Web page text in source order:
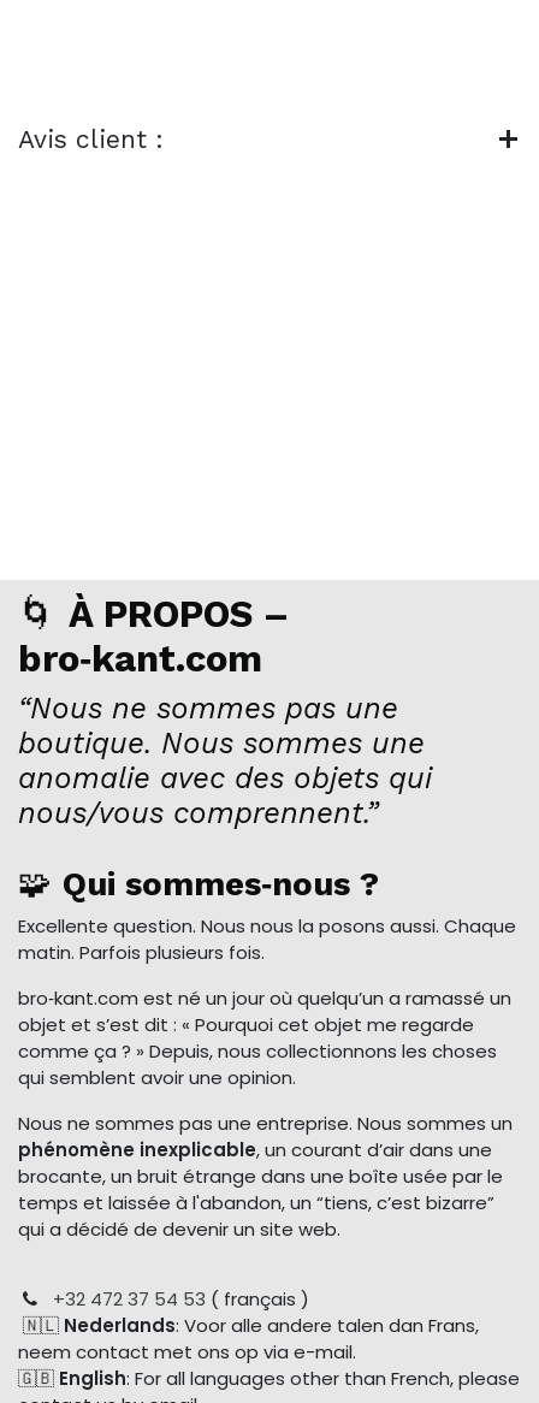
Avis client :
🌀 À PROPOS –
bro‑kant.com
“Nous ne sommes pas une
boutique. Nous sommes une
anomalie avec des objets qui
nous/vous comprennent.”
🧩 Qui sommes‑nous ?
Excellente question. Nous nous la posons aussi. Chaque
matin. Parfois plusieurs fois.
bro‑kant.com est né un jour où quelqu’un a ramassé un
objet et s’est dit : « Pourquoi cet objet me regarde
comme ça ? » Depuis, nous collectionnons les choses
qui semblent avoir une opinion.
Nous ne sommes pas une entreprise. Nous sommes un
phénomène inexplicable, un courant d’air dans une
brocante, un bruit étrange dans une boîte usée par le
temps et laissée à l'abandon, un “tiens, c’est bizarre”
qui a décidé de devenir un site web.
+32 472 37 54 53 ( français )
🇳🇱 Nederlands: Voor alle andere talen dan Frans,
neem contact met ons op via e-mail.
🇬🇧 English: For all languages other than French, please